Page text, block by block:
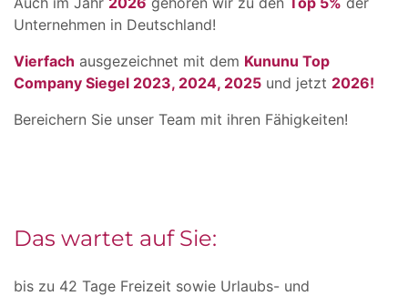
Unternehmen in Deutschland!
Vierfach ausgezeichnet mit dem Kununu Top
Company Siegel 2023, 2024, 2025 und jetzt 2026!
Bereichern Sie unser Team mit ihren Fähigkeiten!
Das wartet auf Sie:
bis zu 42 Tage Freizeit sowie Urlaubs- und